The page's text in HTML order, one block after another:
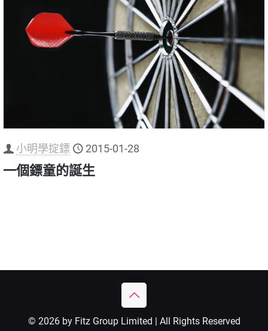
小明學掟鏢 2015-01-28
一個鏢童的誕生
© 2026 by Fitz Group Limited | All Rights Reserved